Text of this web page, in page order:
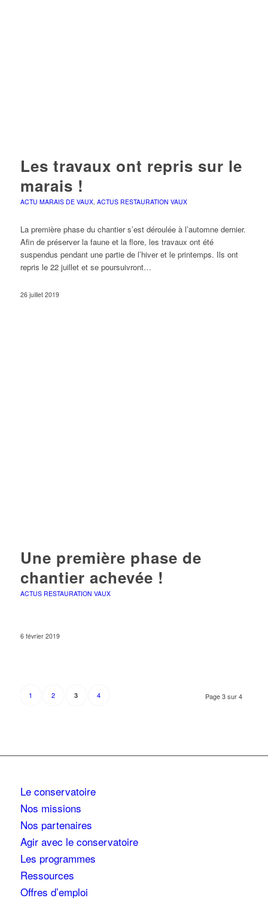
Les travaux ont repris sur le
marais !
ACTU MARAIS DE VAUX, ACTUS RESTAURATION VAUX
La première phase du chantier s’est déroulée à l’automne dernier.
Afin de préserver la faune et la flore, les travaux ont été
suspendus pendant une partie de l’hiver et le printemps. Ils ont
repris le 22 juillet et se poursuivront…
26 juillet 2019
Une première phase de
chantier achevée !
ACTUS RESTAURATION VAUX
6 février 2019
Page 3 sur 4
1 2 3 4
Le conservatoire
Nos missions
Nos partenaires
Agir avec le conservatoire
Les programmes
Ressources
Offres d’emploi